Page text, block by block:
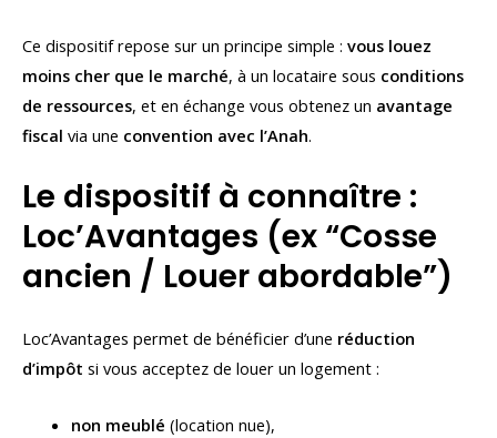
Ce dispositif repose sur un principe simple : vous louez
moins cher que le marché, à un locataire sous conditions
de ressources, et en échange vous obtenez un avantage
fiscal via une convention avec l’Anah.
Le dispositif à connaître :
Loc’Avantages (ex “Cosse
ancien / Louer abordable”)
Loc’Avantages permet de bénéficier d’une réduction
d’impôt si vous acceptez de louer un logement :
non meublé (location nue),